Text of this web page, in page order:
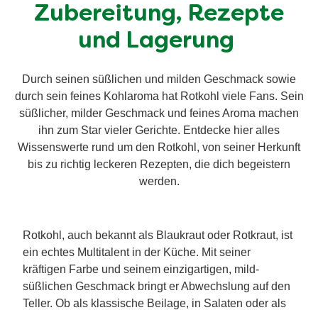
Zubereitung, Rezepte
und Lagerung
Durch seinen süßlichen und milden Geschmack sowie
durch sein feines Kohlaroma hat Rotkohl viele Fans. Sein
süßlicher, milder Geschmack und feines Aroma machen
ihn zum Star vieler Gerichte. Entdecke hier alles
Wissenswerte rund um den Rotkohl, von seiner Herkunft
bis zu richtig leckeren Rezepten, die dich begeistern
werden.
Rotkohl, auch bekannt als Blaukraut oder Rotkraut, ist
ein echtes Multitalent in der Küche. Mit seiner
kräftigen Farbe und seinem einzigartigen, mild-
süßlichen Geschmack bringt er Abwechslung auf den
Teller. Ob als klassische Beilage, in Salaten oder als